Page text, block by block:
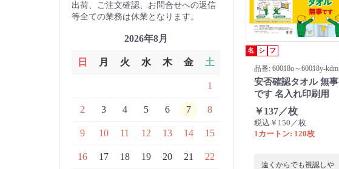
出荷、ご注文確認、お問合せへの返信
等全ての業務は休業となります。
2026年8月
日 月 火 水 木 金 土
1
2 3 4 5 6 7 8
9 10 11 12 13 14 15
16 17 18 19 20 21 22
名 シ フ
品番: 60018o～60018y-kdm
安否確認タオル 無事
です 名入れ印刷用
￥137／枚
税込￥150／枚
1カートン: 120枚
遠くからでも視認しや